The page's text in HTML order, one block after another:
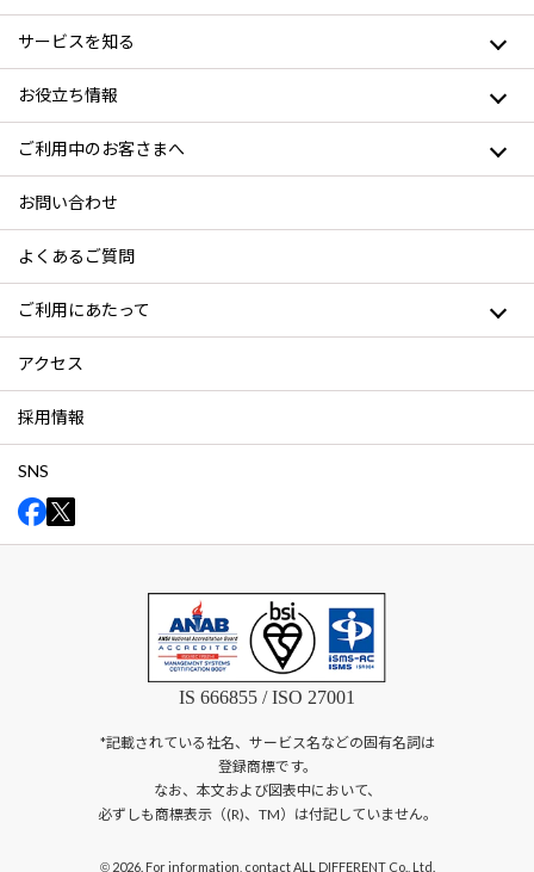
サービスを知る
お役立ち情報
ご利用中のお客さまへ
お問い合わせ
よくあるご質問
ご利用にあたって
アクセス
採用情報
SNS
IS 666855 / ISO 27001
*記載されている社名、サービス名などの固有名詞は
登録商標です。
なお、本文および図表中において、
必ずしも商標表示（(R)、TM）は付記していません。
©2026. For information, contact ALL DIFFERENT Co., Ltd.